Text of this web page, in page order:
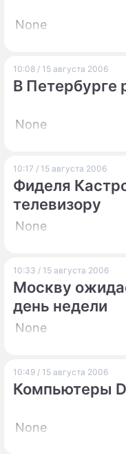
None
10:08 / 15 августа 2006
В Петербурге
None
10:17 / 15 августа 2006
Фиделя
телевизору
None
10:33 / 15 августа 2006
Москву
день недели
None
10:49 / 15 августа 2006
Компьютеры
None